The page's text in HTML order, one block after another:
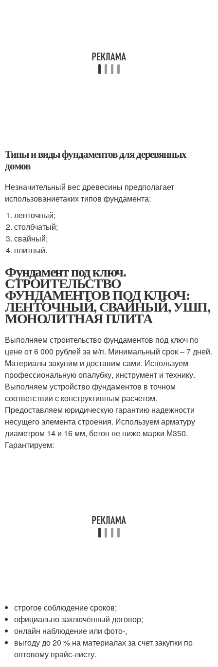
Типы и виды фундаментов для деревянных
домов
Незначительный вес древесины предполагает
использованиетаких типов фундамента:
ленточный;
столбчатый;
свайный;
плитный.
Фундамент под ключ.
СТРОИТЕЛЬСТВО
ФУНДАМЕНТОВ ПОД КЛЮЧ:
ЛЕНТОЧНЫЙ, СВАЙНЫЙ, УШП,
МОНОЛИТНАЯ ПЛИТА
Выполняем строительство фундаментов под ключ по
цене от 6 000 рублей за м/п. Минимальный срок – 7 дней.
Материалы закупим и доставим сами. Используем
профессиональную опалубку, инструмент и технику.
Выполняем устройство фундаментов в точном
соответствии с конструктивным расчетом.
Предоставляем юридическую гарантию надежности
несущего элемента строения. Используем арматуру
диаметром 14 и 16 мм, бетон не ниже марки М350.
Гарантируем:
строгое соблюдение сроков;
официально заключённый договор;
онлайн наблюдение или фото-,
выгоду до 20 % на материалах за счет закупки по
оптовому прайс-листу.